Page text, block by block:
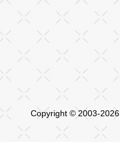
Copyright © 2003-2026